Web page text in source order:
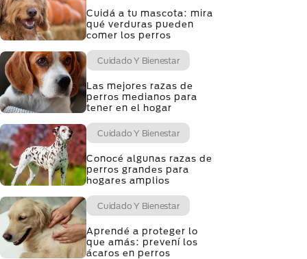
Cuidá a tu mascota: mira
qué verduras pueden
comer los perros
Cuidado Y Bienestar
Las mejores razas de
perros medianos para
tener en el hogar
Cuidado Y Bienestar
Conocé algunas razas de
perros grandes para
hogares amplios
Cuidado Y Bienestar
Aprendé a proteger lo
que amás: prevení los
ácaros en perros